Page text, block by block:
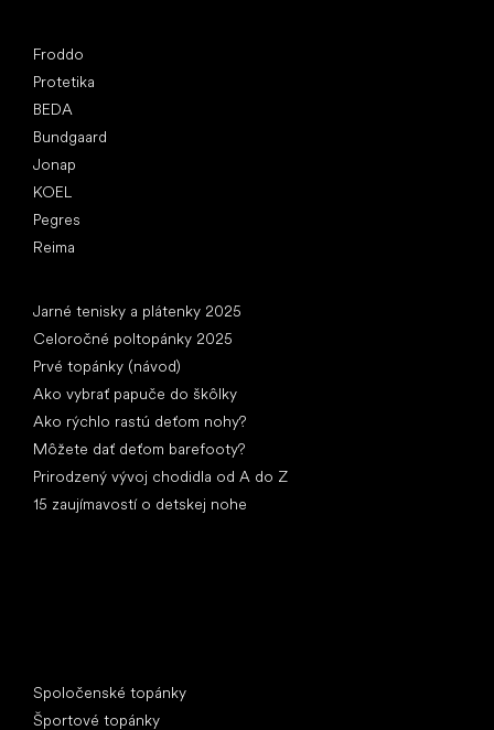
Froddo
Protetika
BEDA
Bundgaard
Jonap
KOEL
Pegres
Reima
Jarné tenisky a plátenky 2025
Celoročné poltopánky 2025
Prvé topánky (návod)
Ako vybrať papuče do škôlky
Ako rýchlo rastú deťom nohy?
Môžete dať deťom barefooty?
Prirodzený vývoj chodidla od A do Z
15 zaujímavostí o detskej nohe
Spoločenské topánky
Športové topánky